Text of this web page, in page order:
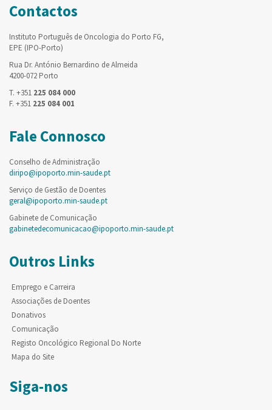
Contactos
Instituto Português de Oncologia do Porto FG,
EPE (IPO-Porto)
Rua Dr. António Bernardino de Almeida
4200-072 Porto
T. +351 225 084 000
F. +351 225 084 001
Fale Connosco
Conselho de Administração
diripo@ipoporto.min-saude.pt
Serviço de Gestão de Doentes
geral@ipoporto.min-saude.pt
Gabinete de Comunicação
gabinetedecomunicacao@ipoporto.min-saude.pt
Outros Links
Emprego e Carreira
Associações de Doentes
Donativos
Comunicação
Registo Oncológico Regional Do Norte
Mapa do Site
Siga-nos